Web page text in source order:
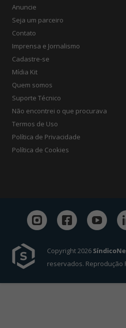
Anuncie
Seja um parceiro
Contato
Imprensa e Jornalismo
Cadastre-se
Mídia Kit
Quem somos
Suporte Técnico
Não encontrei o que procurava
Termos de Uso
Política de Privacidade
Política de Cookies
Copyright 2026
reservados. Reprodução